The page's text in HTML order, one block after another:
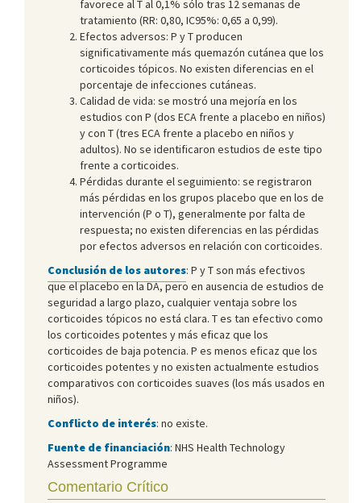
favorece al T al 0,1% sólo tras 12 semanas de
tratamiento (RR: 0,80, IC95%: 0,65 a 0,99).
Efectos adversos: P y T producen
significativamente más quemazón cutánea que los
corticoides tópicos. No existen diferencias en el
porcentaje de infecciones cutáneas.
Calidad de vida: se mostró una mejoría en los
estudios con P (dos ECA frente a placebo en niños)
y con T (tres ECA frente a placebo en niños y
adultos). No se identificaron estudios de este tipo
frente a corticoides.
Pérdidas durante el seguimiento: se registraron
más pérdidas en los grupos placebo que en los de
intervención (P o T), generalmente por falta de
respuesta; no existen diferencias en las pérdidas
por efectos adversos en relación con corticoides.
Conclusión de los autores: P y T son más efectivos
que el placebo en la DA, pero en ausencia de estudios de
seguridad a largo plazo, cualquier ventaja sobre los
corticoides tópicos no está clara. T es tan efectivo como
los corticoides potentes y más eficaz que los
corticoides de baja potencia. P es menos eficaz que los
corticoides potentes y no existen actualmente estudios
comparativos con corticoides suaves (los más usados en
niños).
Conflicto de interés: no existe.
Fuente de financiación: NHS Health Technology
Assessment Programme
Comentario Crítico